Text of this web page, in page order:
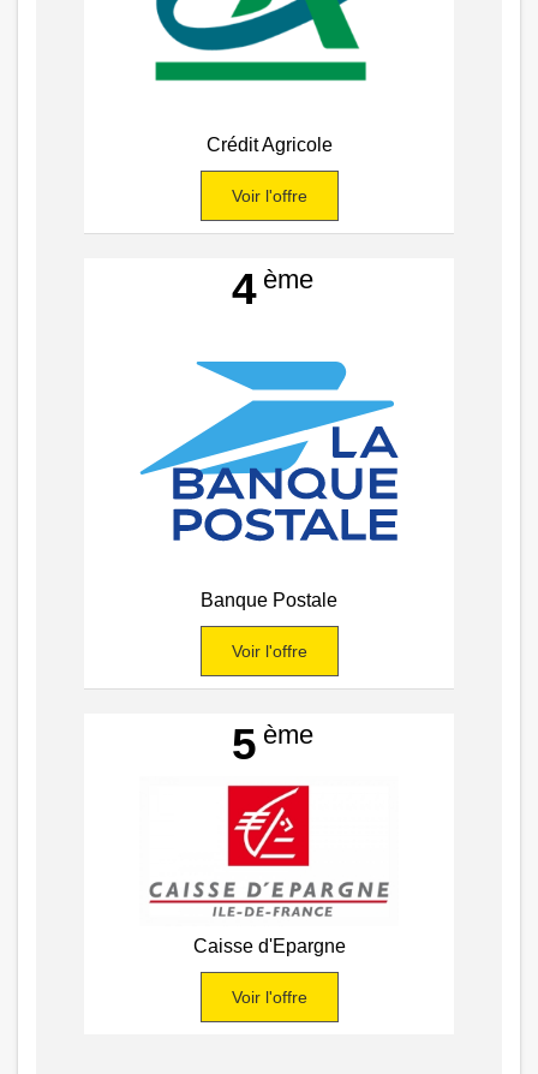
Crédit Agricole
Voir l'offre
4ème
Banque Postale
Voir l'offre
5ème
Caisse d'Epargne
Voir l'offre